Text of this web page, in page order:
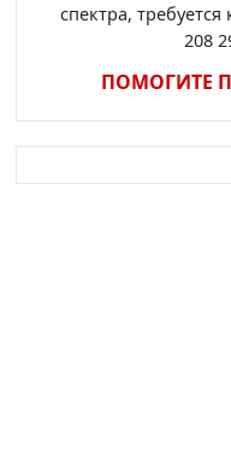
спектра,
208
ПОМОГИТЕ